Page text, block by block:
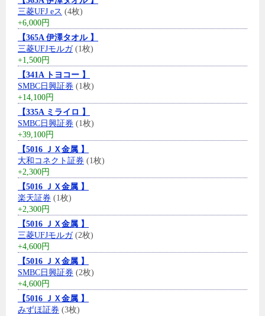
三菱UFJ eス (4枚)
+6,000円
【365A 伊澤タオル 】
三菱UFJモルガ(1枚)
+1,500円
【341A トヨコー 】
SMBC日興証券 (1枚)
+14,100円
【335A ミライロ 】
SMBC日興証券 (1枚)
+39,100円
【5016 ＪＸ金属 】
大和コネクト証券 (1枚)
+2,300円
【5016 ＪＸ金属 】
楽天証券 (1枚)
+2,300円
【5016 ＪＸ金属 】
三菱UFJモルガ(2枚)
+4,600円
【5016 ＪＸ金属 】
SMBC日興証券 (2枚)
+4,600円
【5016 ＪＸ金属 】
みずほ証券 (3枚)